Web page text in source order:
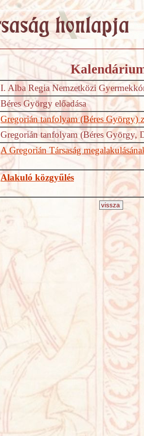
I. Alba Regia Nemzetközi
Béres György előadása
Gregorián tanfolyam (Béres György)
Gregorián tanfolyam (Béres György,
A Gregorián Társaság
Alakuló közgyűlés